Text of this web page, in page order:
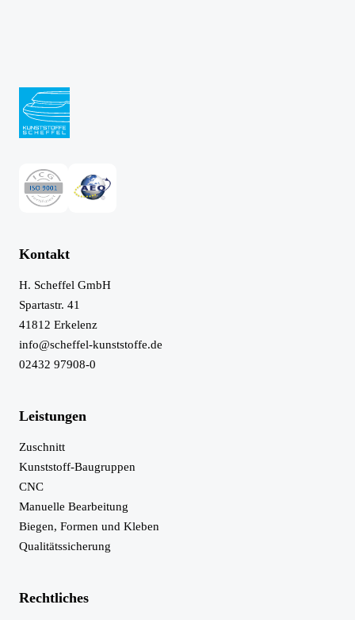
Kontakt
H. Scheffel GmbH
Spartastr. 41
41812 Erkelenz
info@scheffel-kunststoffe.de
02432 97908-0
Leistungen
Zuschnitt
Kunststoff-Baugruppen
CNC
Manuelle Bearbeitung
Biegen, Formen und Kleben
Qualitätssicherung
Rechtliches